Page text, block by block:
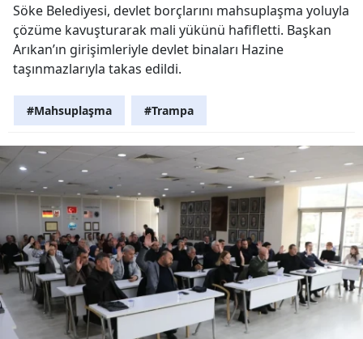
Söke Belediyesi, devlet borçlarını mahsuplaşma yoluyla
çözüme kavuşturarak mali yükünü hafifletti. Başkan
Arıkan’ın girişimleriyle devlet binaları Hazine
taşınmazlarıyla takas edildi.
#Mahsuplaşma #Trampa